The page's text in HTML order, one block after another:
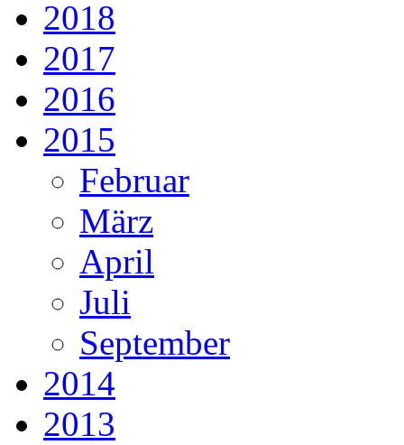
2018
2017
2016
2015
Februar
März
April
Juli
September
2014
2013